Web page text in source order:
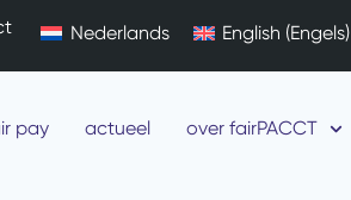
Nederlands English (Engels)
pay actueel over fairPACCT